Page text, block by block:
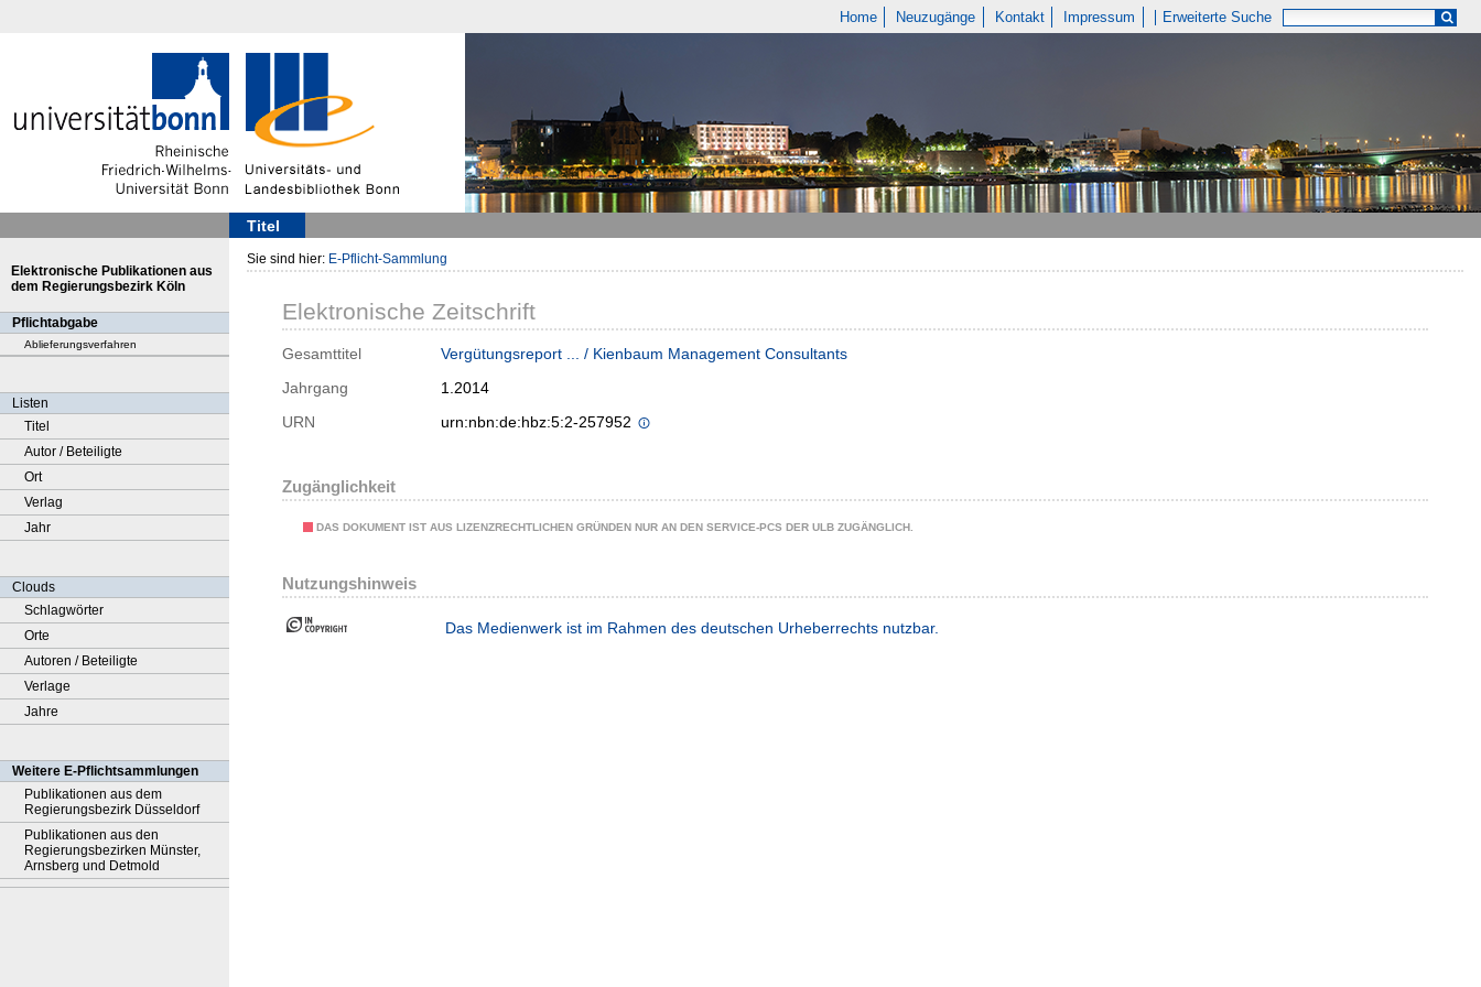
Home Neuzugänge Kontakt Impressum Erweiterte Suche
Titel
Elektronische Publikationen aus
dem Regierungsbezirk Köln
Pflichtabgabe
Ablieferungsverfahren
Listen
Titel
Autor / Beteiligte
Ort
Verlag
Jahr
Clouds
Schlagwörter
Orte
Autoren / Beteiligte
Verlage
Jahre
Weitere E-Pflichtsammlungen
Publikationen aus dem
Regierungsbezirk Düsseldorf
Publikationen aus den
Regierungsbezirken Münster,
Arnsberg und Detmold
Sie sind hier: E-Pflicht-Sammlung
Elektronische Zeitschrift
Gesamttitel
Vergütungsreport ... / Kienbaum Management Consultants
Jahrgang
1.2014
URN
urn:nbn:de:hbz:5:2-257952
Zugänglichkeit
DAS DOKUMENT IST AUS LIZENZRECHTLICHEN GRÜNDEN NUR AN DEN SERVICE-PCS DER ULB ZUGÄNGLICH.
Nutzungshinweis
Das Medienwerk ist im Rahmen des deutschen Urheberrechts nutzbar.